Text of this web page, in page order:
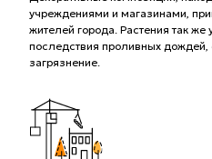
учреждениями и магазинами,
жителей города. Растения так
последствия проливных
загрязнение.